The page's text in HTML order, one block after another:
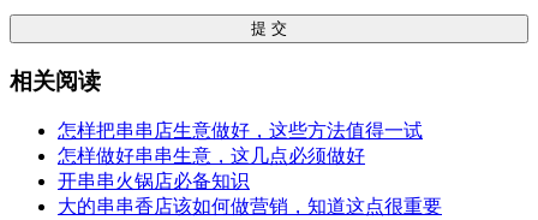
提 交
相关阅读
怎样把串串店生意做好，这些方法值得一试
怎样做好串串生意，这几点必须做好
开串串火锅店必备知识
大的串串香店该如何做营销，知道这点很重要